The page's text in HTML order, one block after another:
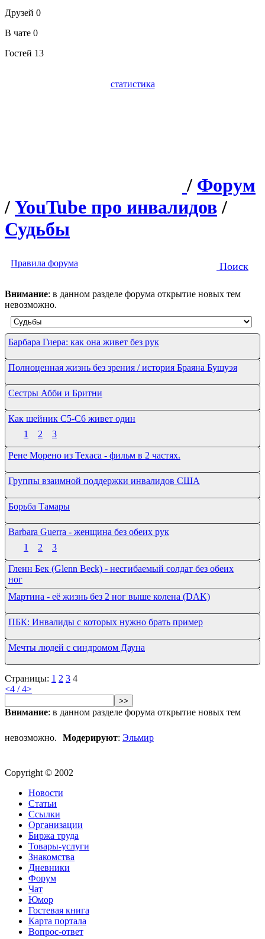
Друзей 0
В чате 0
Гостей 13
статистика
/ Форум
/ YouTube про инвалидов /
Судьбы
Правила форума Поиск
Внимание: в данном разделе форума открытие новых тем
невозможно.
Барбара Гиера: как она живет без рук
Полноценная жизнь без зрения / история Браяна Бушуэя
Сестры Абби и Бритни
Как шейник С5-С6 живет один
1
2 3
Рене Морено из Техаса - фильм в 2 частях.
Группы взаимной поддержки инвалидов США
Борьба Тамары
Barbara Guerra - женщина без обеих рук
1
2 3
Гленн Бек (Glenn Beck) - несгибаемый солдат без обеих
ног
Мартина - её жизнь без 2 ног выше колена (DAK)
ПБК: Инвалиды с которых нужно брать пример
Мечты людей с синдромом Дауна
Страницы: 1 2 3 4
<4 / 4>
>>
Внимание: в данном разделе форума открытие новых тем
невозможно. Модерируют: Эльмир
Copyright © 2002
Новости
Статьи
Ссылки
Организации
Биржа труда
Товары-услуги
Знакомства
Дневники
Форум
Чат
Юмор
Гостевая книга
Карта портала
Вопрос-ответ